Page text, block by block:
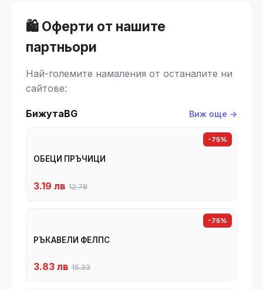
🛍️ Оферти от нашите
партньори
Най-големите намаления от останалите ни
сайтове:
БижутаBG Виж още →
-75%
ОБЕЦИ ПРЪЧИЦИ
3.19 лв 12.78
-75%
РЪКАВЕЛИ ФЕЛПС
3.83 лв 15.33